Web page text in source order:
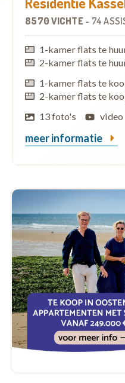
8570 VICHTE - 74
1-kamer flats te
2-kamer flats te
1-kamer flats te
2-kamer flats te
13 foto's
video
meer informatie